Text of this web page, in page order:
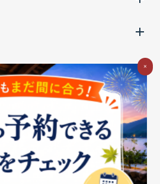
ウェブアクセシビリティの取り組み
イバシーポータル
Cookieポリシー
情報セキュリティ基本方針
プ
×